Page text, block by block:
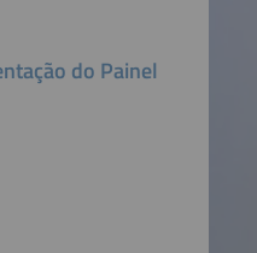
do Painel